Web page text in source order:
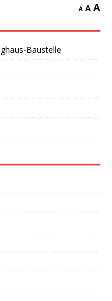
A A A
Baustelle